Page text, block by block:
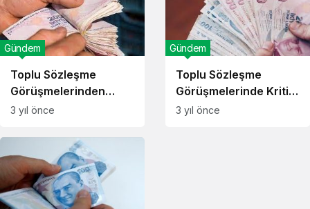
Toplu Sözleşme
Görüşmelerinden
Sonuç Çıkmadı!
Gündem
3 yıl önce
Toplu Sözleşme
Görüşmelerinde Kritik
Gün!
Gündem
3 yıl önce